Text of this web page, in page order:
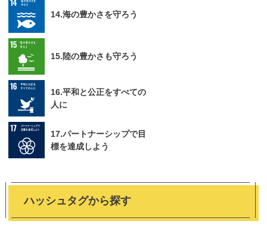
14.海の豊かさを守ろう
15.陸の豊かさも守ろう
16.平和と公正をすべての
人に
17.パートナーシップで目
標を達成しよう
ハッシュタグから探す